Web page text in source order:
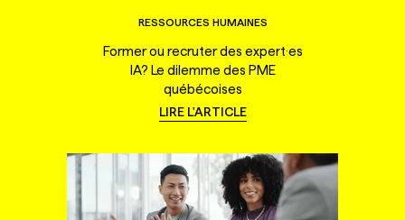
RESSOURCES HUMAINES
Former ou recruter des expert·es
IA? Le dilemme des PME
québécoises
LIRE L'ARTICLE